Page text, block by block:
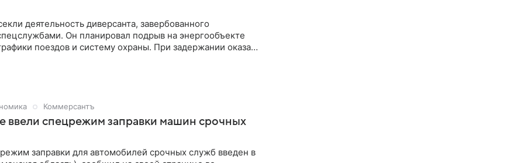
деятельность диверсанта, завербованного
Он планировал подрыв на энергообъекте
поездов и систему охраны. При задержании оказал
Коммерсантъ
ввели спецрежим заправки машин срочных
заправки для автомобилей срочных служб введен в